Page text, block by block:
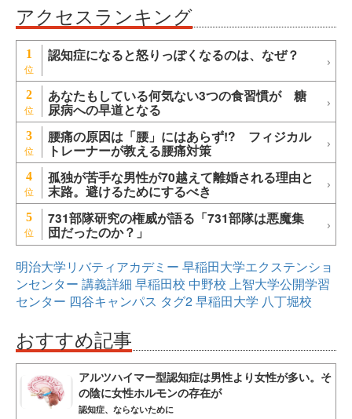
アクセスランキング
1 認知症になると怒りっぽくなるのは、なぜ？
2 あなたもしている何気ない3つの食習慣が 糖
尿病への早道となる
3 腰痛の原因は「腰」にはあらず!? フィジカル
トレーナーが教える腰痛対策
4 孤独が苦手な男性が70越えて離婚される理由と
末路。避けるためにするべき
5 731部隊研究の権威が語る「731部隊は悪魔集
団だったのか？」
明治大学リバティアカデミー 早稲田大学エクステンショ
ンセンター 講義詳細 早稲田校 中野校 上智大学公開学習
センター 四谷キャンパス タグ2早稲田大学 八丁堀校
おすすめ記事
アルツハイマー型認知症は男性より女性が多い。そ
の陰に女性ホルモンの存在が
認知症、ならないために